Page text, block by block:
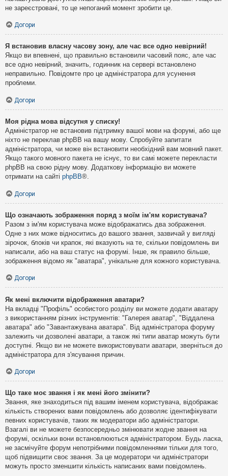
не зареєстровані, то це непоганий момент зробити це.
Догори
Я встановив власну часову зону, але час все одно невірний!
Якщо ви впевнені, що правильно встановили часовий пояс, але час
все одно невірний, значить, годинник на сервері встановлено
неправильно. Повідомте про це адміністратора для усунення
проблеми.
Догори
Моя рідна мова відсутня у списку!
Адміністратор не встановив підтримку вашої мови на форумі, або ще
ніхто не переклав phpBB на вашу мову. Спробуйте запитати
адміністратора, чи може він встановити необхідний вам мовний пакет.
Якщо такого мовного пакета не існує, то ви самі можете перекласти
phpBB на свою рідну мову. Додаткову інформацію ви можете
отримати на сайті phpBB®.
Догори
Що означають зображення поряд з моїм ім'ям користувача?
Разом з ім'ям користувача може відображатись два зображення.
Одне з них може відноситись до вашого звання, зазвичай у вигляді
зірочок, блоків чи крапок, які вказують на те, скільки повідомлень ви
написали, або на ваш статус на форумі. Інше, як правило більше,
зображення відомо як "аватара", унікальне для кожного користувача.
Догори
Як мені включити відображення аватари?
На вкладці "Профіль" особистого розділу ви можете додати аватару
з використанням різних інструментів: "Галерея аватар", "Віддалена
аватара" або "Завантажувана аватара". Від адміністратора форуму
залежить чи дозволені аватари, а також які типи аватар можуть бути
доступні. Якщо ви не можете використовувати аватари, зверніться до
адміністратора для з'ясування причин.
Догори
Що таке моє звання і як мені його змінити?
Звання, яке знаходиться під вашим іменем користувача, відображає
кількість створених вами повідомлень або дозволяє ідентифікувати
певних користувачів, таких як модератори або адміністратори.
Взагалі ви не можете безпосередньо змінювати жодне звання на
форумі, оскільки вони встановлюються адміністратором. Будь ласка,
не засмічуйте форум непотрібними повідомленнями тільки для того,
щоб підвищити своє звання. За це модератори чи адміністратори
можуть просто зменшити кількість написаних вами повідомлень.